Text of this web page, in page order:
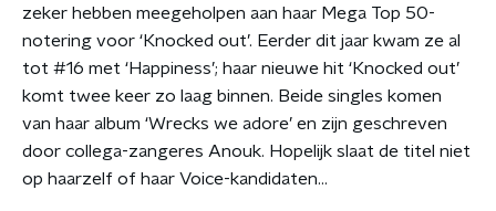
zeker hebben meegeholpen aan haar Mega Top 50-
notering voor ‘Knocked out’. Eerder dit jaar kwam ze al
tot #16 met ‘Happiness’; haar nieuwe hit ‘Knocked out’
komt twee keer zo laag binnen. Beide singles komen
van haar album ‘Wrecks we adore’ en zijn geschreven
door collega-zangeres Anouk. Hopelijk slaat de titel niet
op haarzelf of haar Voice-kandidaten…